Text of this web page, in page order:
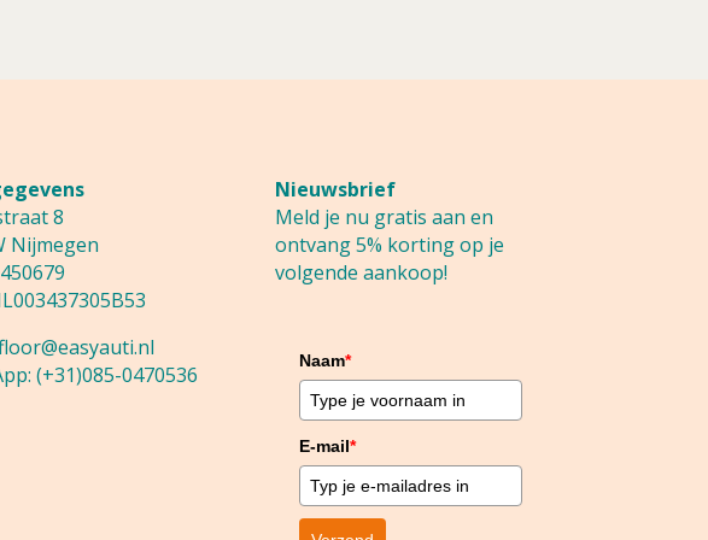
8
Nijmegen
(+31)085-0470536
Nieuwsbrief
Meld je nu gratis aan en
ontvang 5% korting op je
volgende aankoop!
Naam*
E-mail*